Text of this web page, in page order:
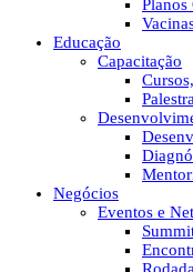
Educação
Capacitação
Negócios
Eventos e